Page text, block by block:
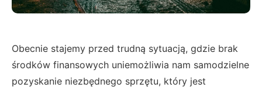
Obecnie stajemy przed trudną sytuacją, gdzie brak
środków finansowych uniemożliwia nam samodzielne
pozyskanie niezbędnego sprzętu, który jest